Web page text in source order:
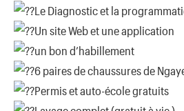
Le Diagnostic et la
Un site Web et une application
un bon d’habillement
6 paires de chaussures de
Permis et auto-école gratuits